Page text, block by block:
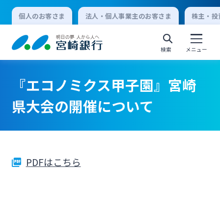
個人のお客さま 法人・個人事業主のお客さま 株主・
検索 メニュー
個人向けインターネットバンキング
ログオン
法人向けインターネットバンキング
『エコノミクス甲子園』宮崎
県大会の開催について
PDFはこちら